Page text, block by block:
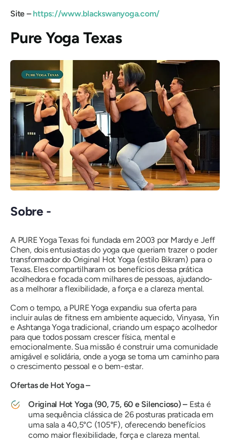
Site –https://www.blackswanyoga.com/
Pure Yoga Texas
Sobre -
A PURE Yoga Texas foi fundada em 2003 por Mardy e Jeff
Chen, dois entusiastas do yoga que queriam trazer o poder
transformador do Original Hot Yoga (estilo Bikram) para o
Texas. Eles compartilharam os benefícios dessa prática
acolhedora e focada com milhares de pessoas, ajudando-
as a melhorar a flexibilidade, a força e a clareza mental.
Com o tempo, a PURE Yoga expandiu sua oferta para
incluir aulas de fitness em ambiente aquecido, Vinyasa, Yin
e Ashtanga Yoga tradicional, criando um espaço acolhedor
para que todos possam crescer física, mental e
emocionalmente. Sua missão é construir uma comunidade
amigável e solidária, onde a yoga se torna um caminho para
o crescimento pessoal e o bem-estar.
Ofertas de Hot Yoga –
Original Hot Yoga (90, 75, 60 e Silencioso) – Esta é
uma sequência clássica de 26 posturas praticada em
uma sala a 40,5°C (105°F), oferecendo benefícios
como maior flexibilidade, força e clareza mental.